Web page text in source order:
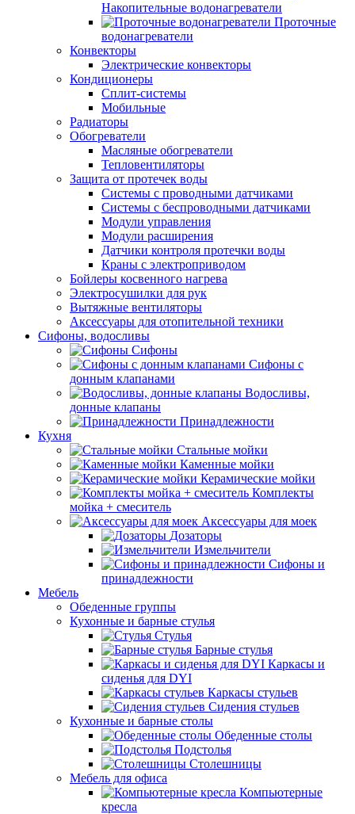
Накопительные водонагреватели
Проточные
водонагреватели
Конвекторы
Электрические конвекторы
Кондиционеры
Сплит-системы
Мобильные
Радиаторы
Обогреватели
Масляные обогреватели
Тепловентиляторы
Защита от протечек воды
Системы с проводными датчиками
Системы с беспроводными датчиками
Модули управления
Модули расширения
Датчики контроля протечки воды
Краны с электроприводом
Бойлеры косвенного нагрева
Электросушилки для рук
Вытяжные вентиляторы
Аксессуары для отопительной техники
Сифоны, водосливы
Сифоны
Сифоны с
донным клапанами
Водосливы,
донные клапаны
Принадлежности
Кухня
Стальные мойки
Каменные мойки
Керамические мойки
Комплекты
мойка + смеситель
Аксессуары для моек
Дозаторы
Измельчители
Сифоны и
принадлежности
Мебель
Обеденные группы
Кухонные и барные стулья
Стулья
Барные стулья
Каркасы и
сиденья для DYI
Каркасы стульев
Сидения стульев
Кухонные и барные столы
Обеденные столы
Подстолья
Столешницы
Мебель для офиса
Компьютерные
кресла